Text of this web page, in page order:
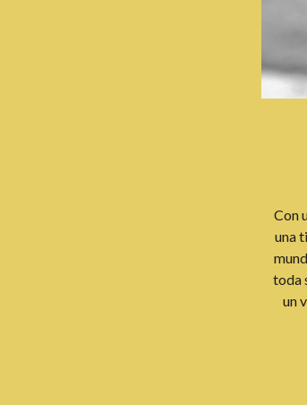
Con
una
toda
un